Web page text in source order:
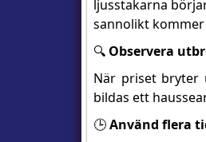
ljusstakarna
sannolikt
🔍 Observera
När priset bryter
bildas ett
🕒Använd flera